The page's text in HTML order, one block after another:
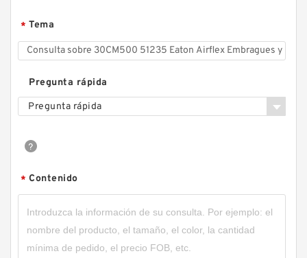
* Tema
Pregunta rápida
Pregunta rápida
* Contenido